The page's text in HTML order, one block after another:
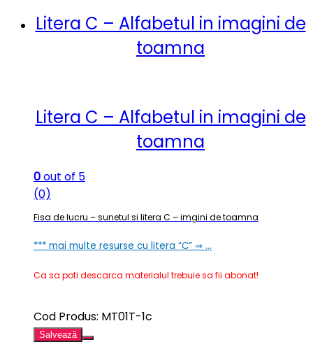
Litera C – Alfabetul in imagini de
toamna
Litera C – Alfabetul in imagini de
toamna
0out of 5
(0)
Fisa de lucru – sunetul si litera C – imgini de toamna
*** mai multe resurse cu litera “C” ⇒ …
Ca sa poti descarca materialul trebuie sa fii abonat!
Cod Produs: MT01T-1c
Salvează